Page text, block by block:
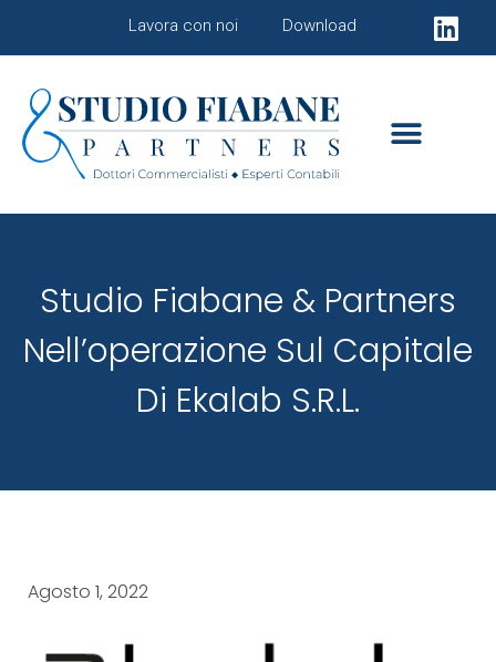
Lavora con noi Download
Studio Fiabane & Partners
Nell’operazione Sul Capitale
Di Ekalab S.r.l.
Agosto 1, 2022